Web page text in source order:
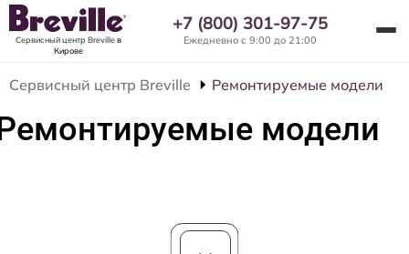
Сервисный центр Brevilleв
Кирове
+7 (800) 301-97-75
Ежедневно с 9:00 до 21:00
Сервисный центр Breville Ремонтируемые модели
модели